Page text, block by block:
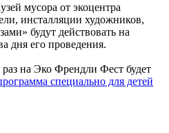
мусора от экоцентра
инсталляции художников,
будут действовать на
дня его проведения.
раз на Эко Френдли Фест будет
специально для детей